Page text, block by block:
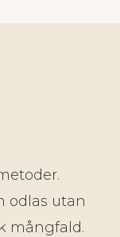
odlas utan
mångfald.